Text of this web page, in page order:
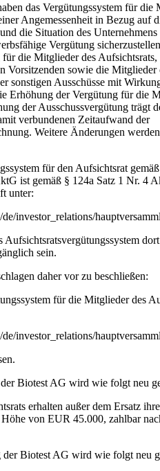
das Vergütungssystem für die
Angemessenheit in Bezug auf
die Situation des
Vergütung
für die Mitglieder des Aufsichtsrats,
Vorsitzenden sowie die Mitglieder
sonstigen Ausschüsse mit
Erhöhung der Vergütung für die
der Ausschussvergütung trägt
verbundenen Zeitaufwand der
Weitere Änderungen
für den Aufsichtsrat
ist gemäß § 124a Satz 1 Nr. 4
unter:
investor_relations/
sein.
daher vor zu beschließen:
für die Mitglieder des
investor_relations/
Biotest AG wird wie folgt neu
erhalten außer dem Ersatz
von EUR 45.000, zahlbar
der Biotest AG wird wie folgt neu